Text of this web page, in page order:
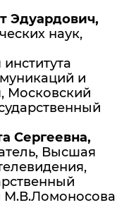
Эдуардович,
наук,
и
Московский
Сергеевна,
Высшая
М.В.Ломоносова